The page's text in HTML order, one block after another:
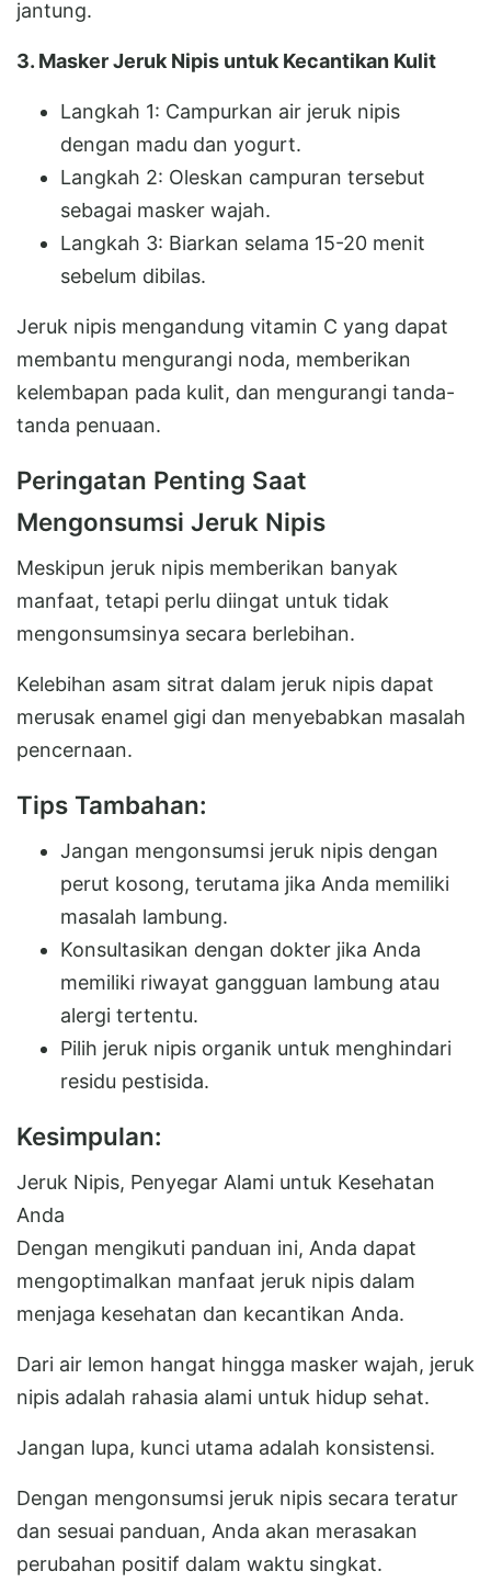
jantung.
3. Masker Jeruk Nipis untuk Kecantikan Kulit
Langkah 1: Campurkan air jeruk nipis
dengan madu dan yogurt.
Langkah 2: Oleskan campuran tersebut
sebagai masker wajah.
Langkah 3: Biarkan selama 15-20 menit
sebelum dibilas.
Jeruk nipis mengandung vitamin C yang dapat
membantu mengurangi noda, memberikan
kelembapan pada kulit, dan mengurangi tanda-
tanda penuaan.
Peringatan Penting Saat
Mengonsumsi Jeruk Nipis
Meskipun jeruk nipis memberikan banyak
manfaat, tetapi perlu diingat untuk tidak
mengonsumsinya secara berlebihan.
Kelebihan asam sitrat dalam jeruk nipis dapat
merusak enamel gigi dan menyebabkan masalah
pencernaan.
Tips Tambahan:
Jangan mengonsumsi jeruk nipis dengan
perut kosong, terutama jika Anda memiliki
masalah lambung.
Konsultasikan dengan dokter jika Anda
memiliki riwayat gangguan lambung atau
alergi tertentu.
Pilih jeruk nipis organik untuk menghindari
residu pestisida.
Kesimpulan:
Jeruk Nipis, Penyegar Alami untuk Kesehatan
Anda
Dengan mengikuti panduan ini, Anda dapat
mengoptimalkan manfaat jeruk nipis dalam
menjaga kesehatan dan kecantikan Anda.
Dari air lemon hangat hingga masker wajah, jeruk
nipis adalah rahasia alami untuk hidup sehat.
Jangan lupa, kunci utama adalah konsistensi.
Dengan mengonsumsi jeruk nipis secara teratur
dan sesuai panduan, Anda akan merasakan
perubahan positif dalam waktu singkat.